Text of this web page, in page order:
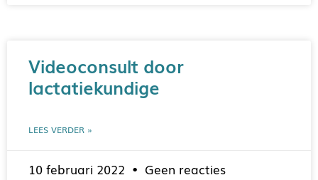
Videoconsult door
lactatiekundige
LEES VERDER »
10 februari 2022 Geen reacties